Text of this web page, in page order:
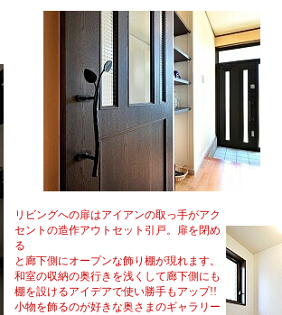
リビングへの扉はアイアンの取っ手がアク
セントの造作アウトセット引戸。扉を閉め
る
と廊下側にオープンな飾り棚が現れます。
和室の収納の奥行きを浅くして廊下側にも
棚を設けるアイデアで使い勝手もアップ!!
小物を飾るのが好きな奥さまのギャラリー